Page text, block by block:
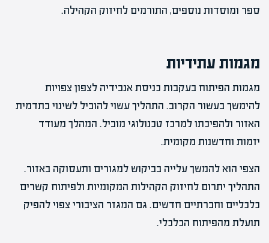
ספר ומוסדות נוספים, התורמים לחיזוק הקהילה.
מגמות עתידיות
מגמות הפיתוח בעקבות כניסת אנבידיה לצפון צפויות
להימשך בעשור הקרוב. התהליך עשוי להוביל לשינוי בתדמית
האזור ולהפיכתו למרכז טכנולוגי מוביל. המהלך מעודד
יזמות וחדשנות מקומית.
הצפי הוא להמשך עלייה בביקוש למגורים ותעסוקה באזור.
התהליך יתרום לחיזוק הקהילות המקומיות ולפיתוח קשרים
כלכליים וחברתיים חדשים. גם המגזר הציבורי צפוי להפיק
תועלת מהפיתוח הכלכלי.